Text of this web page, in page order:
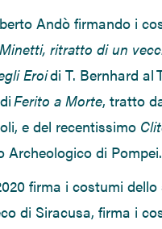
Andò firmando i
Minetti, ritratto di un
Eroidi T. Bernhard al
diFerito a Morte, tratto
e del recentissimo
Archeologico di Pompei.
firma i costumi
di Siracusa, firma i